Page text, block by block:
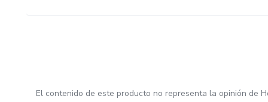
El contenido de este producto no representa la opinión de